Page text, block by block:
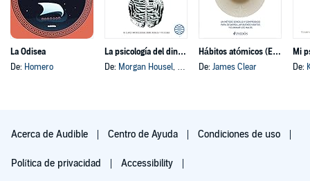
La Odisea
De: Homero
La psicología del dinero
De: Morgan Housel, y otros
Hábitos atómicos (Español neutro)
De: James Clear
Mi
De:
Acerca de Audible Centro de Ayuda Condiciones de uso
Política de privacidad Accessibility